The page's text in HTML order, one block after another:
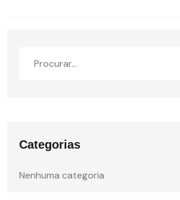
Categorias
Nenhuma categoria